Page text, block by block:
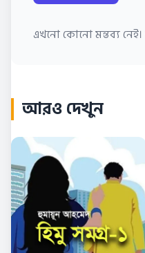
এখনো কোনো মন্তব্য
আরও দেখুন